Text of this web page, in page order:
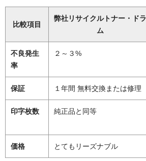
比較項目
弊社リサイクルトナー・ドラ
ム
不良発生
率
２～３%
保証 １年間 無料交換または修理
印字枚数 純正品と同等
価格 とてもリーズナブル